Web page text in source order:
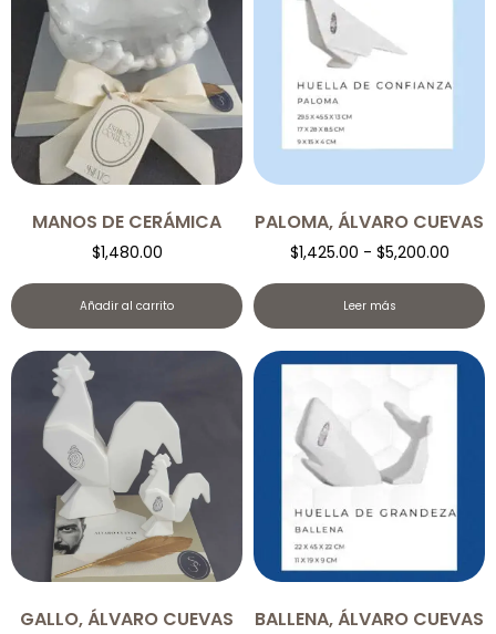
MANOS DE CERÁMICA
$1,480.00
Añadir al carrito
PALOMA, ÁLVARO CUEVAS
$1,425.00 - $5,200.00
Leer más
GALLO, ÁLVARO CUEVAS BALLENA, ÁLVARO CUEVAS